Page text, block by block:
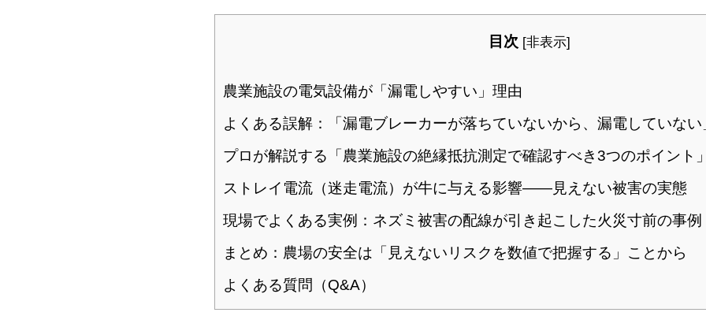
目次 [非表示]
農業施設の電気設備が「漏電しやすい」理由
よくある誤解：「漏電ブレーカーが落ちていないから、漏電していない
プロが解説する「農業施設の絶縁抵抗測定で確認すべき3つのポイント
ストレイ電流（迷走電流）が牛に与える影響——見えない被害の実態
現場でよくある実例：ネズミ被害の配線が引き起こした火災寸前の事例
まとめ：農場の安全は「見えないリスクを数値で把握する」ことから
よくある質問（Q&A）